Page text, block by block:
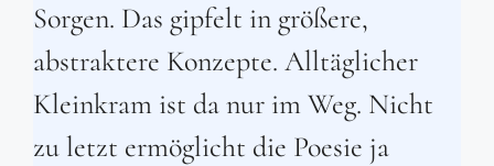
Sorgen. Das gipfelt in größere,
abstraktere Konzepte. Alltäglicher
Kleinkram ist da nur im Weg. Nicht
zu letzt ermöglicht die Poesie ja